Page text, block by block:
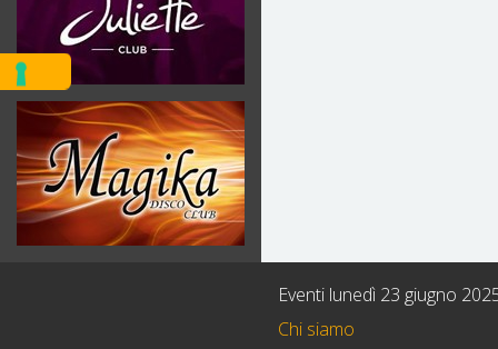
Eventi lunedì 23 giugno
Chi siamo